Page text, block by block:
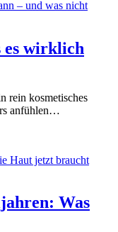
es wirklich
rein kosmetisches
anfühlen…
Was